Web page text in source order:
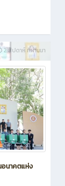
2 สัปดาห์ ที่ผ่านมา
อนาคตแห่ง